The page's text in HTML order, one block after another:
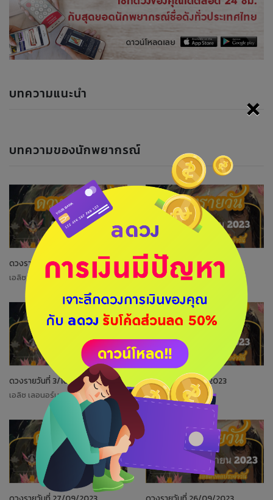
×
บทความแนะนำ
บทความของนักพยากรณ์
ดวงรายวันที่ 5/10/2023
เอลิซ เลอนอร์มองด์
ดวงรายวันที่4/10/2023
เอลิซ เลอนอร์มองด์
ดวงรายวันที่ 3/10/2023
เอลิซ เลอนอร์มองด์
ดวงรายวันที่ 2/10/2023
เอลิซ เลอนอร์มองด์